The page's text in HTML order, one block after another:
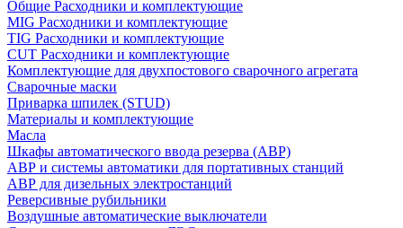
Общие Расходники и комплектующие
MIG Расходники и комплектующие
TIG Расходники и комплектующие
CUT Расходники и комплектующие
Комплектующие для двухпостового сварочного агрегата
Сварочные маски
Приварка шпилек (STUD)
Материалы и комплектующие
Масла
Шкафы автоматического ввода резерва (АВР)
АВР и системы автоматики для портативных станций
АВР для дизельных электростанций
Реверсивные рубильники
Воздушные автоматические выключатели